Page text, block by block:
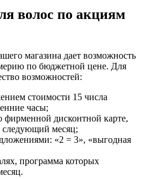
волос по акциям
магазина дает возможность
по бюджетной цене. Для
возможностей:
стоимости 15 числа
часы;
фирменной дисконтной карте,
следующий месяц;
«2 = 3», «выгодная
программа которых